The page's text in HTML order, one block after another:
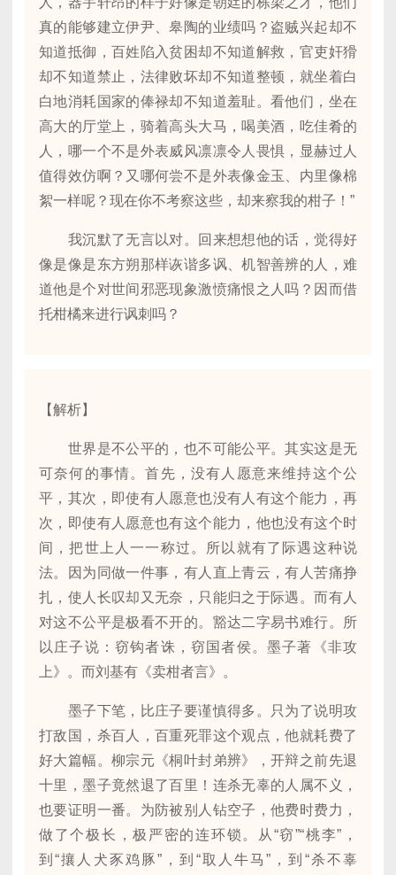
真的能够建立伊尹、皋陶的业绩吗？盗贼兴起却不
知道抵御，百姓陷入贫困却不知道解救，官吏奸猾
却不知道禁止，法律败坏却不知道整顿，就坐着白
白地消耗国家的俸禄却不知道羞耻。看他们，坐在
高大的厅堂上，骑着高头大马，喝美酒，吃佳肴的
人，哪一个不是外表威风凛凛令人畏惧，显赫过人
值得效仿啊？又哪何尝不是外表像金玉、内里像棉
絮一样呢？现在你不考察这些，却来察我的柑子！”
我沉默了无言以对。回来想想他的话，觉得好
像是像是东方朔那样诙谐多讽、机智善辨的人，难
道他是个对世间邪恶现象激愤痛恨之人吗？因而借
托柑橘来进行讽刺吗？
【解析】
世界是不公平的，也不可能公平。其实这是无
可奈何的事情。首先，没有人愿意来维持这个公
平，其次，即使有人愿意也没有人有这个能力，再
次，即使有人愿意也有这个能力，他也没有这个时
间，把世上人一一称过。所以就有了际遇这种说
法。因为同做一件事，有人直上青云，有人苦痛挣
扎，使人长叹却又无奈，只能归之于际遇。而有人
对这不公平是极看不开的。豁达二字易书难行。所
以庄子说：窃钩者诛，窃国者侯。墨子著《非攻
上》。而刘基有《卖柑者言》。
墨子下笔，比庄子要谨慎得多。只为了说明攻
打敌国，杀百人，百重死罪这个观点，他就耗费了
好大篇幅。柳宗元《桐叶封弟辨》，开辩之前先退
十里，墨子竟然退了百里！连杀无辜的人属不义，
也要证明一番。为防被别人钻空子，他费时费力，
做了个极长，极严密的连环锁。从“窃”“桃李”，
到“攘人犬豕鸡豚”，到“取人牛马”，到“杀不辜